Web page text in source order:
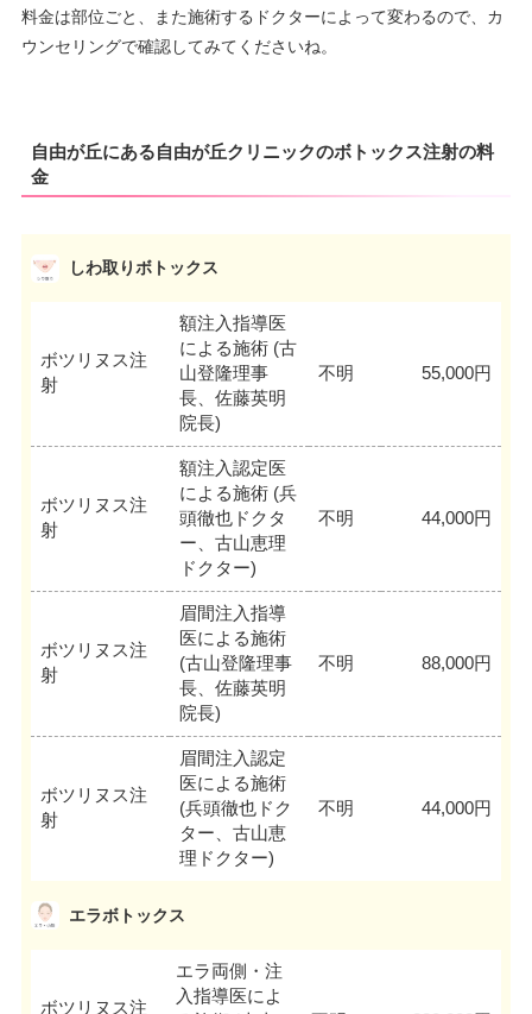
料金は部位ごと、また施術するドクターによって変わるので、カ
ウンセリングで確認してみてくださいね。
自由が丘にある自由が丘クリニックのボトックス注射の料
金
しわ取りボトックス
ボツリヌス注
射
額注入指導医
による施術 (古
山登隆理事
長、佐藤英明
院長)
不明 55,000円
ボツリヌス注
射
額注入認定医
による施術 (兵
頭徹也ドクタ
ー、古山恵理
ドクター)
不明 44,000円
ボツリヌス注
射
眉間注入指導
医による施術
(古山登隆理事
長、佐藤英明
院長)
不明 88,000円
ボツリヌス注
射
眉間注入認定
医による施術
(兵頭徹也ドク
ター、古山恵
理ドクター)
不明 44,000円
エラボトックス
ボツリヌス注
エラ両側・注
入指導医によ